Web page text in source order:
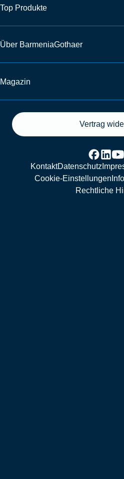
Top Produkte
Über BarmeniaGothaer
Magazin
Vertrag
KontaktDatenschutz
Cookie-Einstellungen
Rechtliche